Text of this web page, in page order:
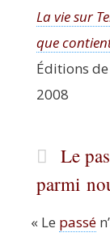
La vie sur
que
Édi­tions
2008
Le
parmi
« Le pas­sé